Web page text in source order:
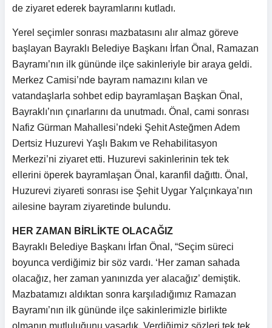
de ziyaret ederek bayramlarını kutladı.
Yerel seçimler sonrası mazbatasını alır almaz göreve
başlayan Bayraklı Belediye Başkanı İrfan Önal, Ramazan
Bayramı’nın ilk gününde ilçe sakinleriyle bir araya geldi.
Merkez Camisi’nde bayram namazını kılan ve
vatandaşlarla sohbet edip bayramlaşan Başkan Önal,
Bayraklı’nın çınarlarını da unutmadı. Önal, cami sonrası
Nafiz Gürman Mahallesi’ndeki Şehit Asteğmen Adem
Dertsiz Huzurevi Yaşlı Bakım ve Rehabilitasyon
Merkezi’ni ziyaret etti. Huzurevi sakinlerinin tek tek
ellerini öperek bayramlaşan Önal, karanfil dağıttı. Önal,
Huzurevi ziyareti sonrası ise Şehit Uygar Yalçınkaya’nın
ailesine bayram ziyaretinde bulundu.
HER ZAMAN BİRLİKTE OLACAĞIZ
Bayraklı Belediye Başkanı İrfan Önal, “Seçim süreci
boyunca verdiğimiz bir söz vardı. ‘Her zaman sahada
olacağız, her zaman yanınızda yer alacağız’ demiştik.
Mazbatamızı aldıktan sonra karşıladığımız Ramazan
Bayramı’nın ilk gününde ilçe sakinlerimizle birlikte
olmanın mutluluğunu yaşadık. Verdiğimiz sözleri tek tek